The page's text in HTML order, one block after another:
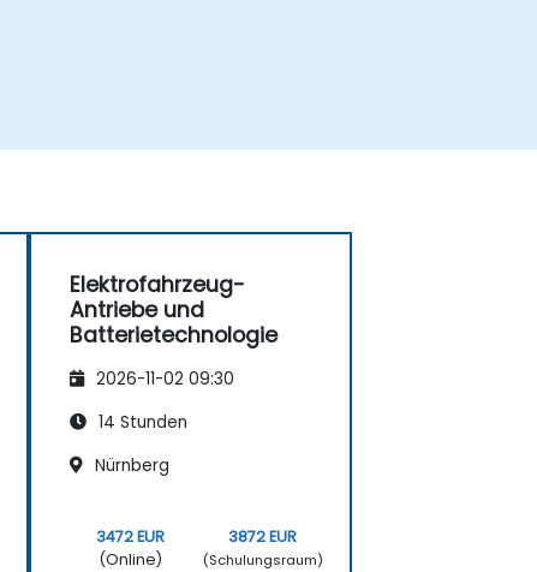
Elektrofahrzeug-
Antriebe und
Batterietechnologie
2026-11-02 09:30
14 Stunden
Nürnberg
3472 EUR
(Online)
3872 EUR
(Schulungsraum)